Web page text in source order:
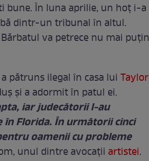
bune. În luna aprilie, un hoț i-a
dintr-un tribunal în altul.
va petrece nu mai puțin
pătruns ilegal în casa lui Taylor
și a adormit în patul ei.
iar judecătorii l-au
în Florida. În următorii cinci
oamenii cu probleme
unul dintre avocații artistei.